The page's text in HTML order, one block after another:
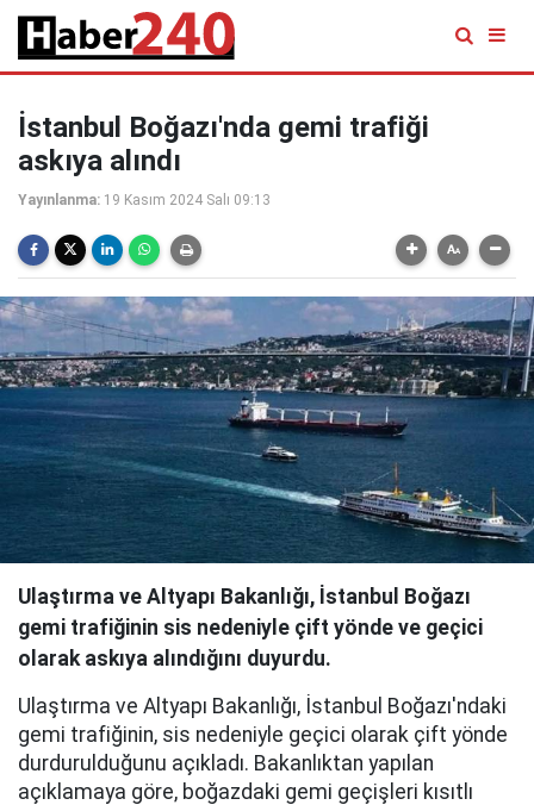
İstanbul Boğazı'nda gemi trafiği
askıya alındı
Yayınlanma: 19 Kasım 2024 Salı 09:13
Ulaştırma ve Altyapı Bakanlığı, İstanbul Boğazı
gemi trafiğinin sis nedeniyle çift yönde ve geçici
olarak askıya alındığını duyurdu.
Ulaştırma ve Altyapı Bakanlığı, İstanbul Boğazı'ndaki
gemi trafiğinin, sis nedeniyle geçici olarak çift yönde
durdurulduğunu açıkladı. Bakanlıktan yapılan
açıklamaya göre, boğazdaki gemi geçişleri kısıtlı